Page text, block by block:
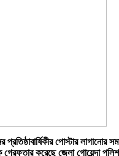
পোস্টার লাগানোর
করেছে জেলা গোয়েন্দা পুলিশ